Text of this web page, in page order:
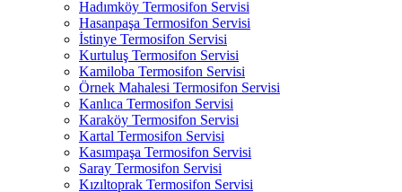
Hadımköy Termosifon Servisi
Hasanpaşa Termosifon Servisi
İstinye Termosifon Servisi
Kurtuluş Termosifon Servisi
Kamiloba Termosifon Servisi
Örnek Mahalesi Termosifon Servisi
Kanlıca Termosifon Servisi
Karaköy Termosifon Servisi
Kartal Termosifon Servisi
Kasımpaşa Termosifon Servisi
Saray Termosifon Servisi
Kızıltoprak Termosifon Servisi